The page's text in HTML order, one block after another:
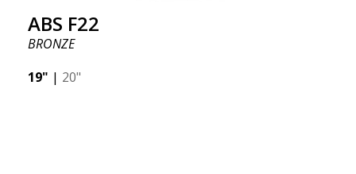
ABS F22
BRONZE
19" | 20"